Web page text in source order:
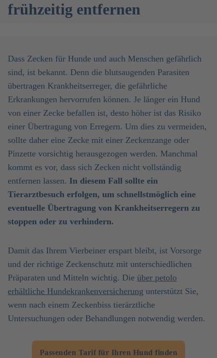
frühzeitig entfernen
Dass Zecken für Hunde und auch Menschen gefährlich
sind, ist bekannt. Denn die blutsaugenden Parasiten
übertragen Krankheitserreger, die gefährliche
Erkrankungen hervorrufen können. Je länger ein Hund
von einer Zecke befallen ist, desto höher ist das Risiko
einer Übertragung von Erregern. Um dies zu vermeiden,
sollte daher eine Zecke mit einer Zeckenzange oder
Pinzette vorsichtig herausgezogen werden. Manchmal
kommt es vor, dass sich Zecken nicht vollständig
entfernen lassen. In diesem Fall sollte ein
Tierarztbesuch erfolgen, um schnellstmöglich eine
eventuelle Übertragung von Krankheitserregern zu
stoppen oder zu verhindern.
Damit das Ihrem Vierbeiner erspart bleibt, ist Vorsorge
und der richtige Zeckenschutz mit unterschiedlichen
Präparaten und Mitteln wichtig. Die über petolo
erhältliche Hundekrankenversicherung unterstützt Sie,
wenn nach einem Zeckenbiss tierärztliche
Untersuchungen oder Behandlungen notwendig werden.
Passenden Tarif für Ihren Hund finden